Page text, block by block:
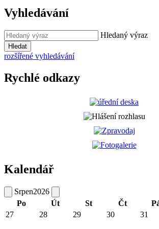
Vyhledávání
Hledaný výraz
Hledat
rozšířené vyhledávání
Rychlé odkazy
Kalendář
Srpen2026
Po
Út St Čt
27
28 29 30 31